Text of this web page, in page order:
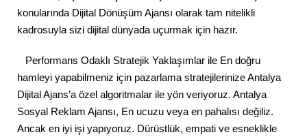
konularında Dijital Dönüşüm Ajansı olarak tam nitelikli
kadrosuyla sizi dijital dünyada uçurmak için hazır.
Performans Odaklı Stratejik Yaklaşımlar ile En doğru
hamleyi yapabilmeniz için pazarlama stratejilerinize Antalya
Dijital Ajans’a özel algoritmalar ile yön veriyoruz. Antalya
Sosyal Reklam Ajansı, En ucuzu veya en pahalısı değiliz.
Ancak en iyi işi yapıyoruz. Dürüstlük, empati ve esneklikle